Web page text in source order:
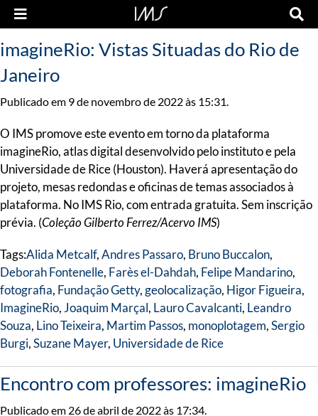
imagineRio: Vistas Situadas do Rio de
Janeiro
Publicado em 9 de novembro de 2022 às 15:31.
O IMS promove este evento em torno da plataforma
imagineRio, atlas digital desenvolvido pelo instituto e pela
Universidade de Rice (Houston). Haverá apresentação do
projeto, mesas redondas e oficinas de temas associados à
plataforma. No IMS Rio, com entrada gratuita. Sem inscrição
prévia. (Coleção Gilberto Ferrez/Acervo IMS)
Tags:Alida Metcalf,Andres Passaro, Bruno Buccalon,
Deborah Fontenelle, Farès el-Dahdah, Felipe Mandarino,
fotografia, Fundação Getty, geolocalização, Higor Figueira,
ImagineRio, Joaquim Marçal, Lauro Cavalcanti, Leandro
Souza, Lino Teixeira, Martim Passos, monoplotagem,Sergio
Burgi,Suzane Mayer, Universidade de Rice
Encontro com professores: imagineRio
Publicado em 26 de abril de 2022 às 17:34.